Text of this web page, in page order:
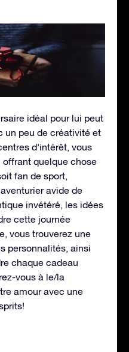
idéal pour lui peut
un peu de créativité et
d'intérêt, vous
offrant quelque chose
fan de sport,
avide de
invétéré, les idées
cette journée
vous trouverez une
personnalités, ainsi
chaque cadeau
vous à le/la
amour avec une